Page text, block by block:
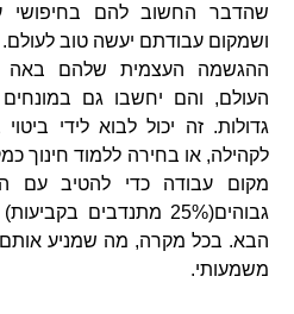
שהדבר החשוב להם בחיפושי
ושמקום עבודתם יעשה טוב לעולם.
ההגשמה העצמית שלהם באה
העולם, והם יחשבו גם
גדולות. זה יכול לבוא לידי
לקהילה, או בחירה ללמוד
מקום עבודה כדי להטיב עם
הבא. בכל מקרה, מה שמניע אותם
משמעותי.